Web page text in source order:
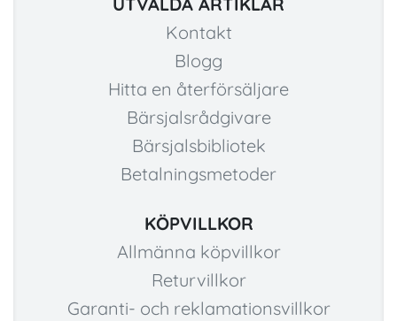
Kontakt
Blogg
Hitta en återförsäljare
Bärsjalsrådgivare
Bärsjalsbibliotek
Betalningsmetoder
KÖPVILLKOR
Allmänna köpvillkor
Returvillkor
Garanti- och reklamationsvillkor